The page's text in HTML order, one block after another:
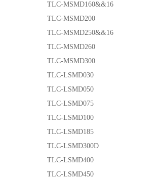
TLC-MSMD160&&16
TLC-MSMD200
TLC-MSMD250&&16
TLC-MSMD260
TLC-MSMD300
TLC-LSMD030
TLC-LSMD050
TLC-LSMD075
TLC-LSMD100
TLC-LSMD185
TLC-LSMD300D
TLC-LSMD400
TLC-LSMD450